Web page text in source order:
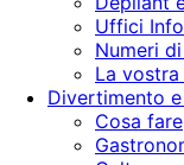
Uffici
Numeri
La
Divertimento
Cosa fare